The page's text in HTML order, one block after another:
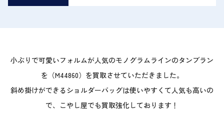
小ぶりで可愛いフォルムが人気のモノグラムラインのタンブラン
を（M44860）を買取させていただきました。
斜め掛けができるショルダーバッグは使いやすくて人気も高いの
で、こやし屋でも買取強化しております！